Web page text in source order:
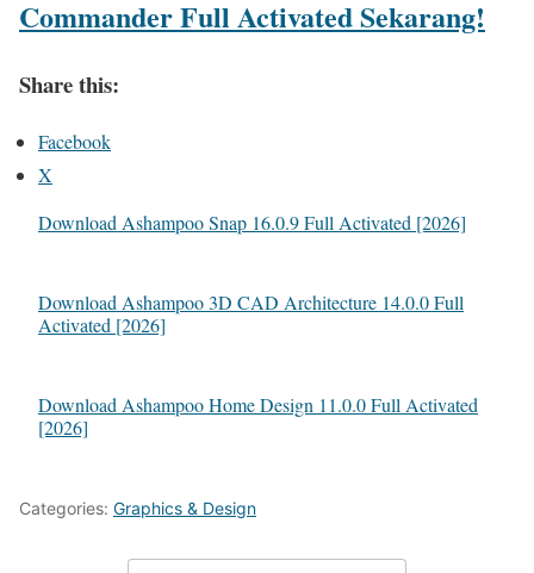
Commander Full Activated Sekarang!
Share this:
Facebook
X
Download Ashampoo Snap 16.0.9 Full Activated [2026]
Download Ashampoo 3D CAD Architecture 14.0.0 Full
Activated [2026]
Download Ashampoo Home Design 11.0.0 Full Activated
[2026]
Categories: Graphics & Design